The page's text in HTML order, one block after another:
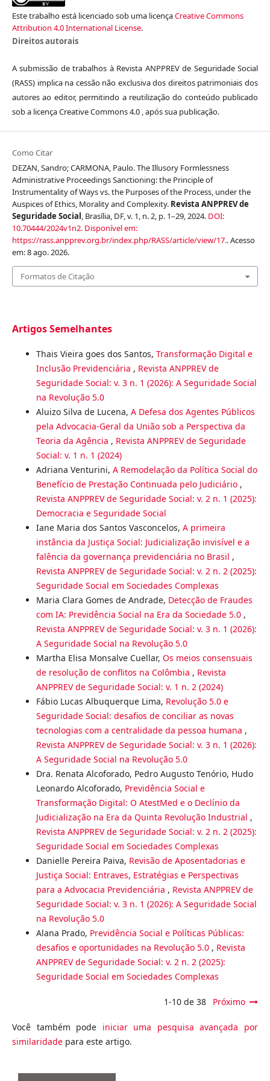
Este trabalho está licenciado sob uma licençaCreative Commons
Attribution 4.0 International License.
Direitos autorais
A submissão de trabalhos à Revista ANPPREV de Seguridade Social
(RASS) implica na cessão não exclusiva dos direitos patrimoniais dos
autores ao editor, permitindo a reutilização do conteúdo publicado
sob a licença Creative Commons 4.0 , após sua publicação.
Como Citar
DEZAN, Sandro; CARMONA, Paulo. The Illusory Formlessness
Administrative Proceedings Sanctioning: the Principle of
Instrumentality of Ways vs. the Purposes of the Process, under the
Auspices of Ethics, Morality and Complexity. Revista ANPPREV de
Seguridade Social , Brasília, DF, v. 1, n. 2, p. 1–29, 2024. DOI:
10.70444/2024v1n2.Disponível em:
https://rass.anpprev.org.br/index.php/RASS/article/view/17.. Acesso
em: 8 ago. 2026.
Formatos de Citação
Artigos Semelhantes
Thais Vieira goes dos Santos, Transformação Digital e
Inclusão Previdenciária , Revista ANPPREV de
Seguridade Social: v. 3 n. 1 (2026): A Seguridade Social
na Revolução 5.0
Aluizo Silva de Lucena, A Defesa dos Agentes Públicos
pela Advocacia-Geral da União sob a Perspectiva da
Teoria da Agência , Revista ANPPREV de Seguridade
Social: v. 1 n. 1 (2024)
Adriana Venturini, A Remodelação da Política Social do
Benefício de Prestação Continuada pelo Judiciário ,
Revista ANPPREV de Seguridade Social: v. 2 n. 1 (2025):
Democracia e Seguridade Social
Iane Maria dos Santos Vasconcelos, A primeira
instância da Justiça Social: Judicialização invisível e a
falência da governança previdenciária no Brasil ,
Revista ANPPREV de Seguridade Social: v. 2 n. 2 (2025):
Seguridade Social em Sociedades Complexas
Maria Clara Gomes de Andrade, Detecção de Fraudes
com IA: Previdência Social na Era da Sociedade 5.0 ,
Revista ANPPREV de Seguridade Social: v. 3 n. 1 (2026):
A Seguridade Social na Revolução 5.0
Martha Elisa Monsalve Cuellar, Os meios consensuais
de resolução de conflitos na Colômbia , Revista
ANPPREV de Seguridade Social: v. 1 n. 2 (2024)
Fábio Lucas Albuquerque Lima, Revolução 5.0 e
Seguridade Social: desafios de conciliar as novas
tecnologias com a centralidade da pessoa humana ,
Revista ANPPREV de Seguridade Social: v. 3 n. 1 (2026):
A Seguridade Social na Revolução 5.0
Dra. Renata Alcoforado, Pedro Augusto Tenório, Hudo
Leonardo Alcoforado, Previdência Social e
Transformação Digital: O AtestMed e o Declínio da
Judicialização na Era da Quinta Revolução Industrial ,
Revista ANPPREV de Seguridade Social: v. 2 n. 2 (2025):
Seguridade Social em Sociedades Complexas
Danielle Pereira Paiva, Revisão de Aposentadorias e
Justiça Social: Entraves, Estratégias e Perspectivas
para a Advocacia Previdenciária , Revista ANPPREV de
Seguridade Social: v. 3 n. 1 (2026): A Seguridade Social
na Revolução 5.0
Alana Prado, Previdência Social e Políticas Públicas:
desafios e oportunidades na Revolução 5.0 , Revista
ANPPREV de Seguridade Social: v. 2 n. 2 (2025):
Seguridade Social em Sociedades Complexas
1-10 de 38 Próximo
Você também pode iniciar uma pesquisa avançada por
similaridadepara este artigo.